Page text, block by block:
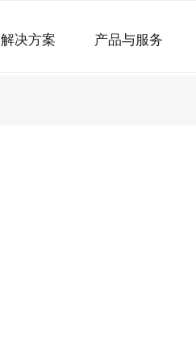
解决方案 产品与服务